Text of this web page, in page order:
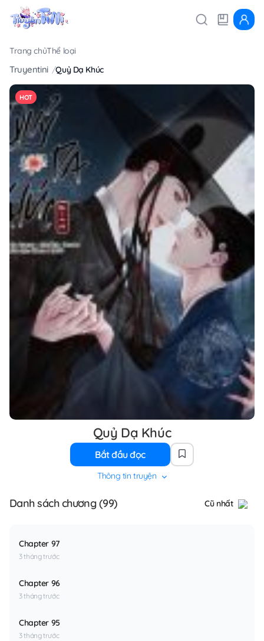
Trang chủThể loại
Truyentini Quỷ Dạ Khúc
HOT
Quỷ Dạ Khúc
Bắt đầu đọc
Thông tin truyện
Danh sách chương (99) Cũ nhất
Chapter 97
3 tháng trước
Chapter 96
3 tháng trước
Chapter 95
3 tháng trước